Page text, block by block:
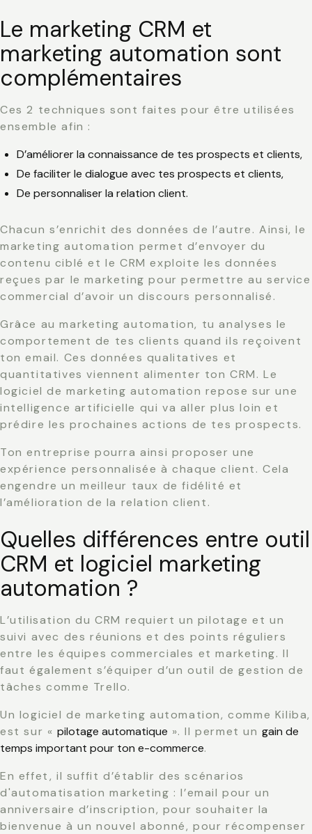
Le marketing CRM et
marketing automation sont
complémentaires
Ces 2 techniques sont faites pour être utilisées
ensemble afin :
D’améliorer la connaissance de tes prospects et clients,
De faciliter le dialogue avec tes prospects et clients,
De personnaliserla relation client.
Chacun s’enrichit des données de l’autre. Ainsi, le
marketing automation permet d’envoyer du
contenu ciblé et le CRM exploite les données
reçues par le marketing pour permettre au service
commercial d’avoir un discours personnalisé.
Grâce au marketing automation, tu analyses le
comportement de tes clients quand ils reçoivent
ton email. Ces données qualitatives et
quantitatives viennent alimenter ton CRM. Le
logiciel de marketing automation repose sur une
intelligence artificielle qui va aller plus loin et
prédire les prochaines actions de tes prospects.
Ton entreprise pourra ainsi proposer une
expérience personnalisée à chaque client. Cela
engendre un meilleur taux de fidélité et
l’amélioration de la relation client.
Quelles différences entre outil
CRM et logiciel marketing
automation ?
L’utilisation du CRM requiert un pilotage et un
suivi avec des réunions et des points réguliers
entre les équipes commerciales et marketing. Il
faut également s’équiper d’un outil de gestion de
tâches comme Trello.
Un logiciel de marketing automation, comme Kiliba,
est sur « pilotage automatique ». Il permet ungain de
temps important pour ton e-commerce.
En effet, il suffit d’établir desscénarios
d'automatisation marketing : l’email pour un
anniversaire d’inscription, pour souhaiter la
bienvenue à un nouvel abonné, pour récompenser